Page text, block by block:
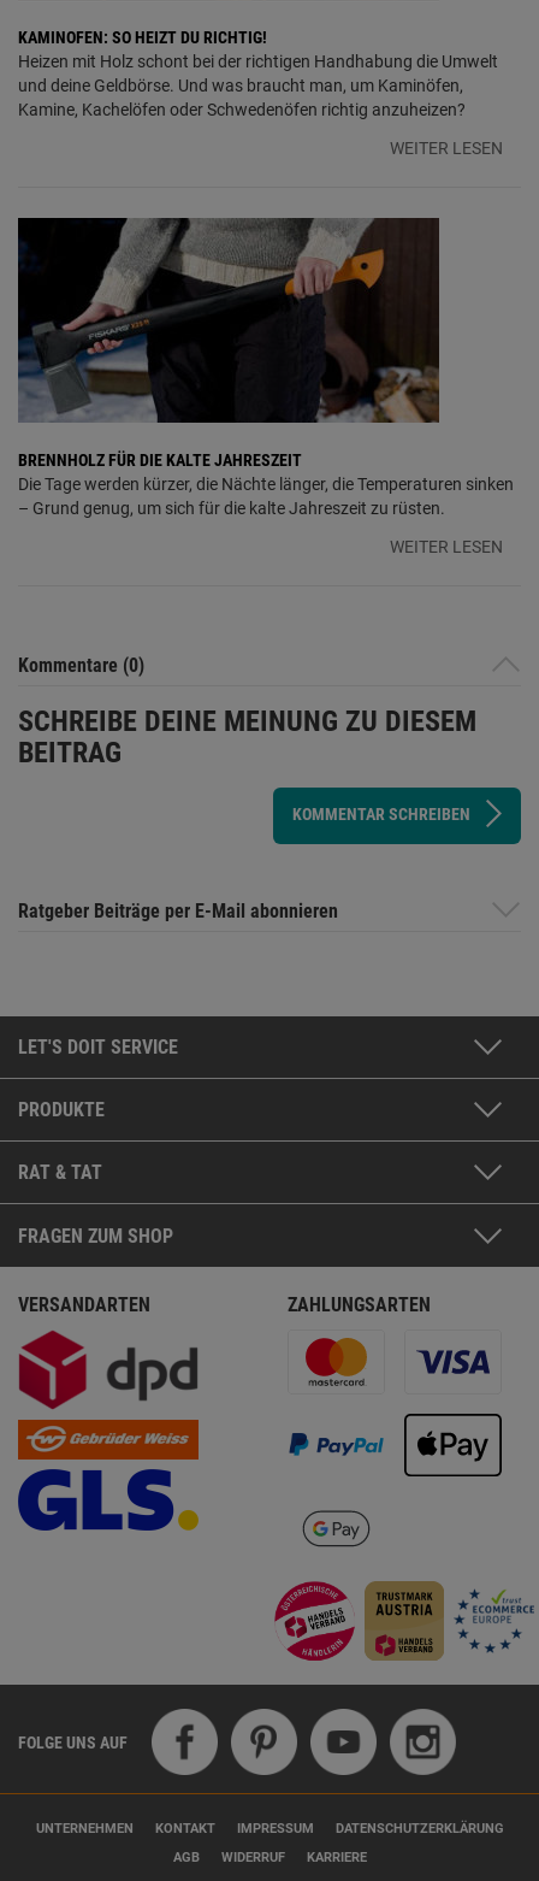
KAMINOFEN: SO HEIZT DU RICHTIG!
Heizen mit Holz schont bei der richtigen Handhabung die Umwelt
und deine Geldbörse. Und was braucht man, um Kaminöfen,
Kamine, Kachelöfen oder Schwedenöfen richtig anzuheizen?
WEITER LESEN
BRENNHOLZ FÜR DIE KALTE JAHRESZEIT
Die Tage werden kürzer, die Nächte länger, die Temperaturen sinken
– Grund genug, um sich für die kalte Jahreszeit zu rüsten.
WEITER LESEN
Kommentare (0)
SCHREIBE DEINE MEINUNG ZU DIESEM
BEITRAG
KOMMENTAR SCHREIBEN
Ratgeber Beiträge per E-Mail abonnieren
LET'S DOIT SERVICE
PRODUKTE
RAT & TAT
FRAGEN ZUM SHOP
VERSANDARTEN ZAHLUNGSARTEN
FOLGE UNS AUF
UNTERNEHMEN KONTAKT IMPRESSUM
DATENSCHUTZERKLÄRUNG
AGB
WIDERRUF KARRIERE